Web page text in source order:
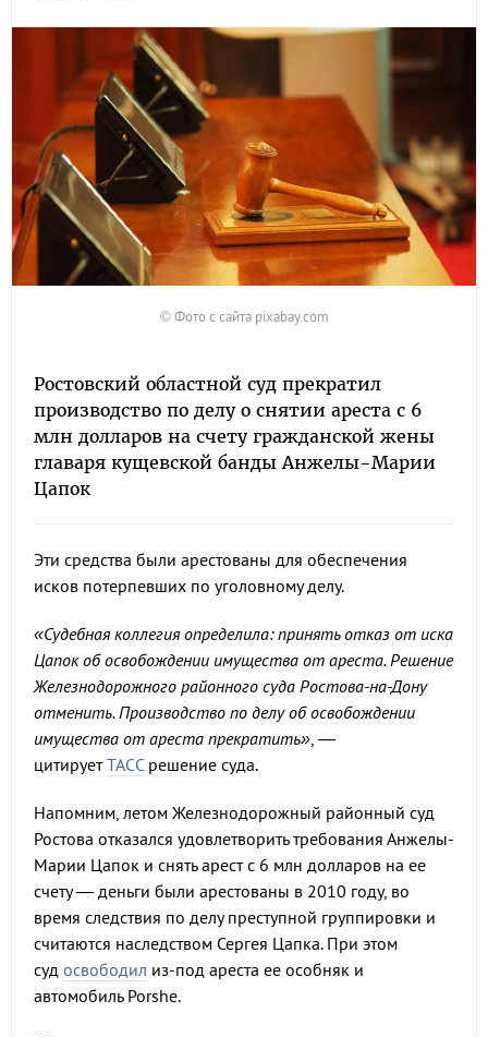
© Фото с сайта pixabay.com
Ростовский областной суд прекратил
производство по делу о снятии ареста с 6
млн долларов на счету гражданской жены
главаря кущевской банды Анжелы-Марии
Цапок
Эти средства были арестованы для обеспечения
исков потерпевших по уголовному делу.
«Судебная коллегия определила: принять отказ от иска
Цапок об освобождении имущества от ареста. Решение
Железнодорожного районного суда Ростова-на-Дону
отменить. Производство по делу об освобождении
имущества от ареста прекратить», —
цитируетТАССрешение суда.
Напомним, летом Железнодорожный районный суд
Ростова отказался удовлетворить требования Анжелы-
Марии Цапок и снять арест с 6 млн долларов на ее
счету — деньги были арестованы в 2010 году, во
время следствия по делу преступной группировки и
считаются наследством Сергея Цапка. При этом
суд освободил из-под ареста ее особняк и
автомобиль Porshe.